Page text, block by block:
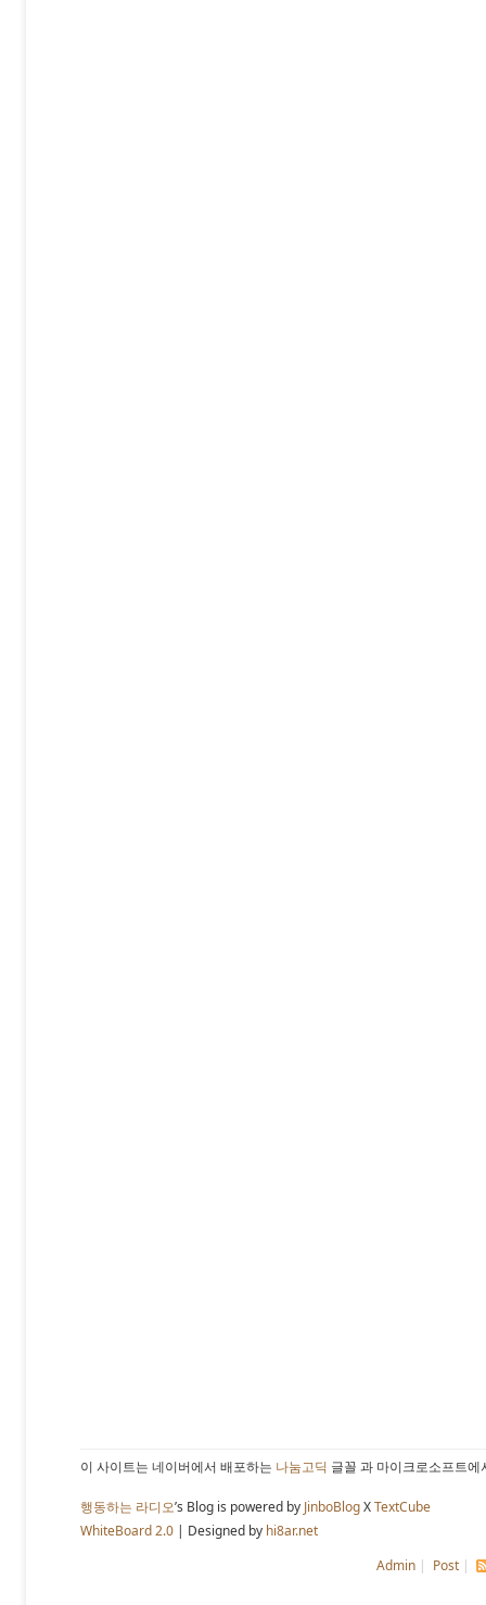
이 사이트는 네이버에서 배포하는 나눔고딕 글꼴 과 마이크로소프트
행동하는 라디오’s Blog is powered by JinboBlogXTextCube
WhiteBoard 2.0 | Designed by hi8ar.net
Admin | Post |